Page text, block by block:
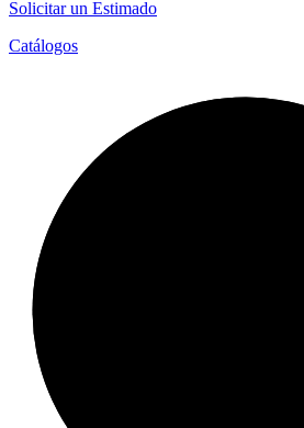
Solicitar un Estimado
Catálogos